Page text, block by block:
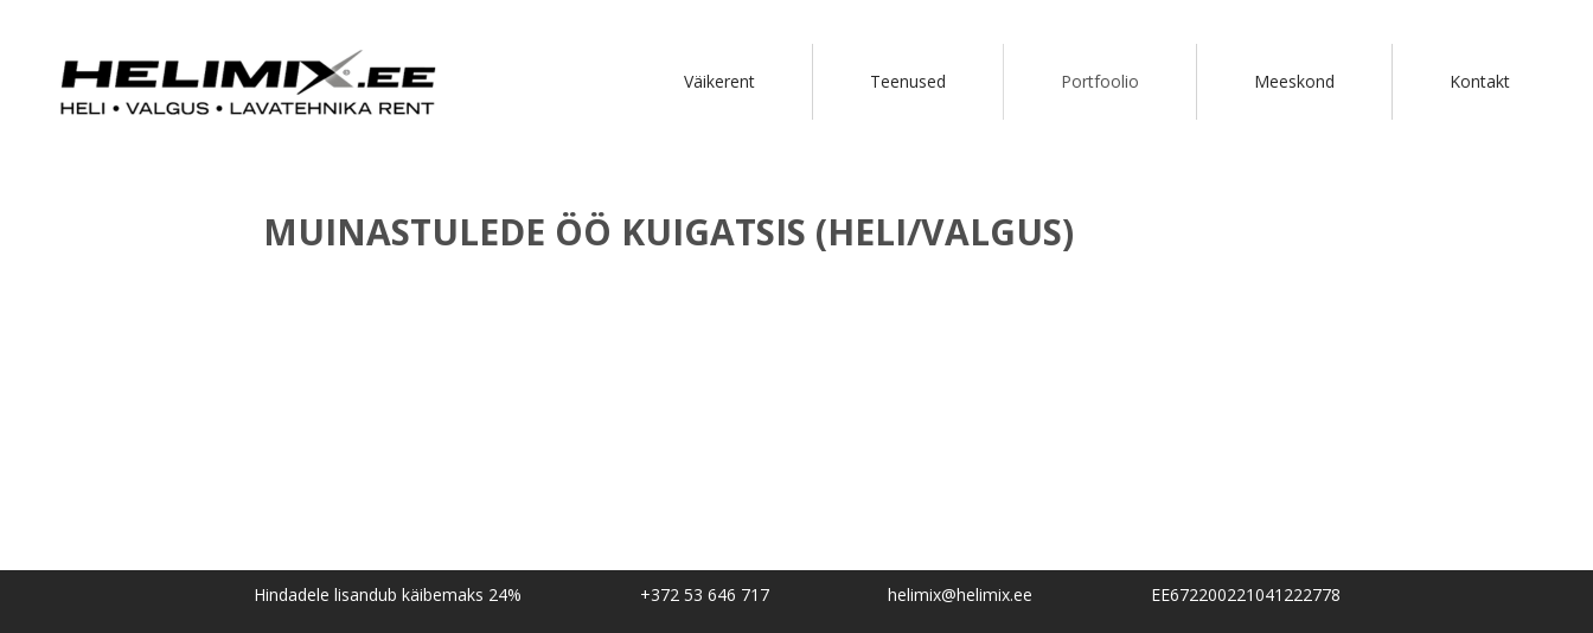
Väikerent Teenused Portfoolio Meeskond Kontakt
MUINASTULEDE ÖÖ KUIGATSIS (HELI/VALGUS)
Hindadele lisandub käibemaks 24% +372 53 646 717 helimix@helimix.ee EE672200221041222778